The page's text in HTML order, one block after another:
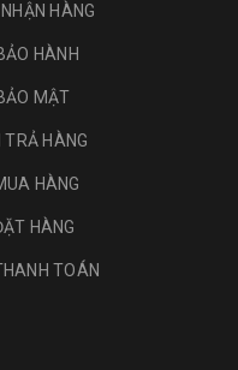
HÀNG
HÀNH
MẬT
HÀNG
HÀNG
HÀNG
TOÁN